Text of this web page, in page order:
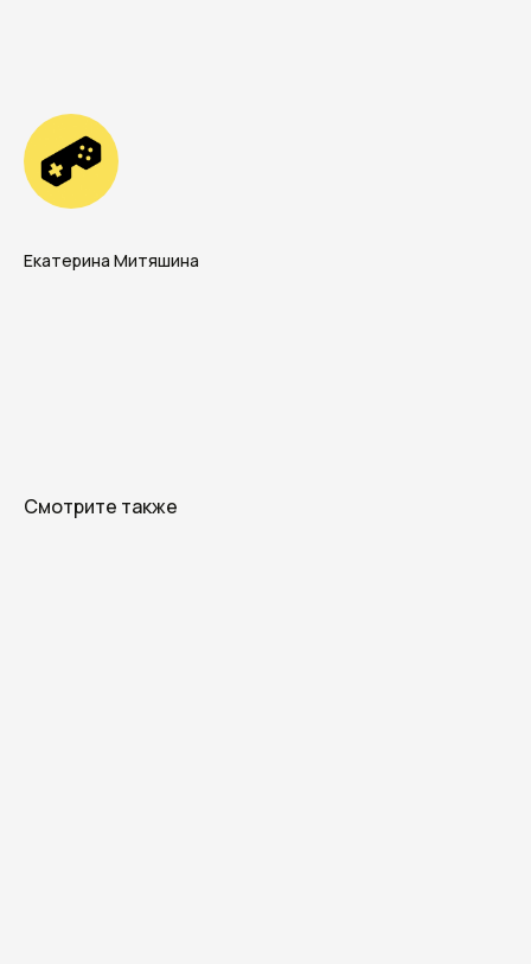
Екатерина Митяшина
Смотрите также